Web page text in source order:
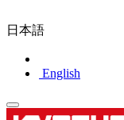
日本語
English